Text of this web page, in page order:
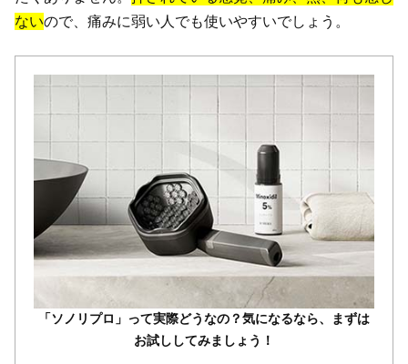
ないので、痛みに弱い人でも使いやすいでしょう。
「ソノリプロ」って実際どうなの？気になるなら、まずは
お試ししてみましょう！